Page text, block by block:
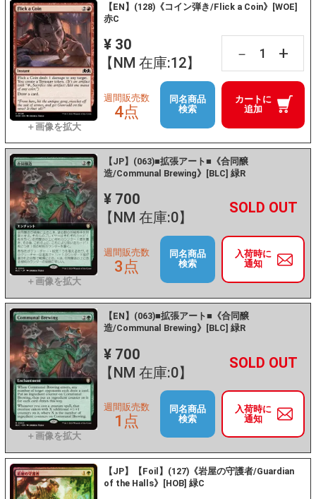
【EN】(128)《コイン弾き/Flick a Coin》[WOE]
赤C
¥ 30
【NM 在庫:12】
－ +
カートに
追加
週間販売数
4点
同名商品
検索
【JP】(063)■拡張アート■《合同醸
造/Communal Brewing》[BLC] 緑R
¥ 700
【NM 在庫:0】
－ +
入荷時に
通知
週間販売数
3点
同名商品
検索
【EN】(063)■拡張アート■《合同醸
造/Communal Brewing》[BLC] 緑R
¥ 700
【NM 在庫:0】
－ +
入荷時に
通知
週間販売数
1点
同名商品
検索
【JP】【Foil】(127)《岩屋の守護者/Guardian
of the Halls》[HOB] 緑C